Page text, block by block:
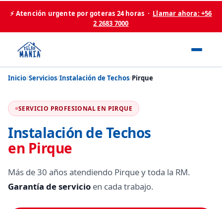
⚡ Atención urgente por goteras 24 horas · Llamar ahora: +56
2 2683 7000
Inicio/Servicios/Instalación de Techos/Pirque
SERVICIO PROFESIONAL EN PIRQUE
Instalación de Techos
en Pirque
Más de 30 años atendiendo Pirque y toda la RM.
Garantía de servicio en cada trabajo.